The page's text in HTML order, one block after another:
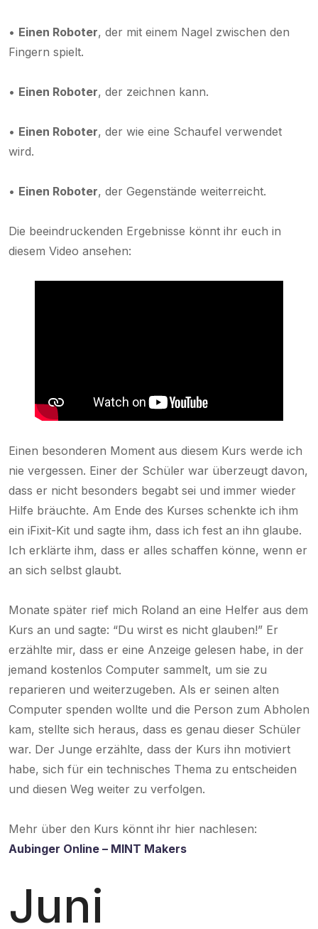
• Einen Roboter, der mit einem Nagel zwischen den
Fingern spielt.
• Einen Roboter, der zeichnen kann.
• Einen Roboter, der wie eine Schaufel verwendet
wird.
• Einen Roboter, der Gegenstände weiterreicht.
Die beeindruckenden Ergebnisse könnt ihr euch in
diesem Video ansehen:
Einen besonderen Moment aus diesem Kurs werde ich
nie vergessen. Einer der Schüler war überzeugt davon,
dass er nicht besonders begabt sei und immer wieder
Hilfe bräuchte. Am Ende des Kurses schenkte ich ihm
ein iFixit-Kit und sagte ihm, dass ich fest an ihn glaube.
Ich erklärte ihm, dass er alles schaffen könne, wenn er
an sich selbst glaubt.
Monate später rief mich Roland an eine Helfer aus dem
Kurs an und sagte: “Du wirst es nicht glauben!” Er
erzählte mir, dass er eine Anzeige gelesen habe, in der
jemand kostenlos Computer sammelt, um sie zu
reparieren und weiterzugeben. Als er seinen alten
Computer spenden wollte und die Person zum Abholen
kam, stellte sich heraus, dass es genau dieser Schüler
war. Der Junge erzählte, dass der Kurs ihn motiviert
habe, sich für ein technisches Thema zu entscheiden
und diesen Weg weiter zu verfolgen.
Mehr über den Kurs könnt ihr hier nachlesen:
Aubinger Online – MINT Makers
Juni